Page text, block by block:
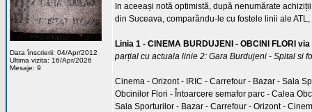
Data înscrierii: 04/Apr/2012
Ultima vizita: 16/Apr/2026
Mesaje: 9
In aceeași notă optimistă, după nenumărate
din Suceava, comparându-le cu fostele linii ale
Linia 1 - CINEMA BURDUJENI - OBCINI FLORI
parțial cu actuala linie 2: Gara Burdujeni - Spital si
Cinema - Orizont - IRIC - Carrefour - Bazar - Sala
Obcinilor Flori - Întoarcere semafor parc - Calea
Sala Sporturilor - Bazar - Carrefour - Orizont -